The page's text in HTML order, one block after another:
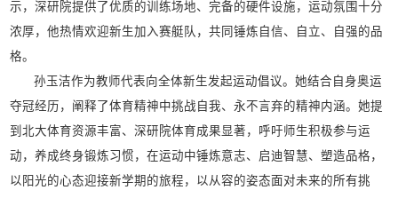
示，深研院提供了优质的训练场地、完备的硬件设施，运动氛围十分
浓厚，他热情欢迎新生加入赛艇队，共同锤炼自信、自立、自强的品
格。
孙玉洁作为教师代表向全体新生发起运动倡议。她结合自身奥运
夺冠经历，阐释了体育精神中挑战自我、永不言弃的精神内涵。她提
到北大体育资源丰富、深研院体育成果显著，呼吁师生积极参与运
动，养成终身锻炼习惯，在运动中锤炼意志、启迪智慧、塑造品格，
以阳光的心态迎接新学期的旅程，以从容的姿态面对未来的所有挑